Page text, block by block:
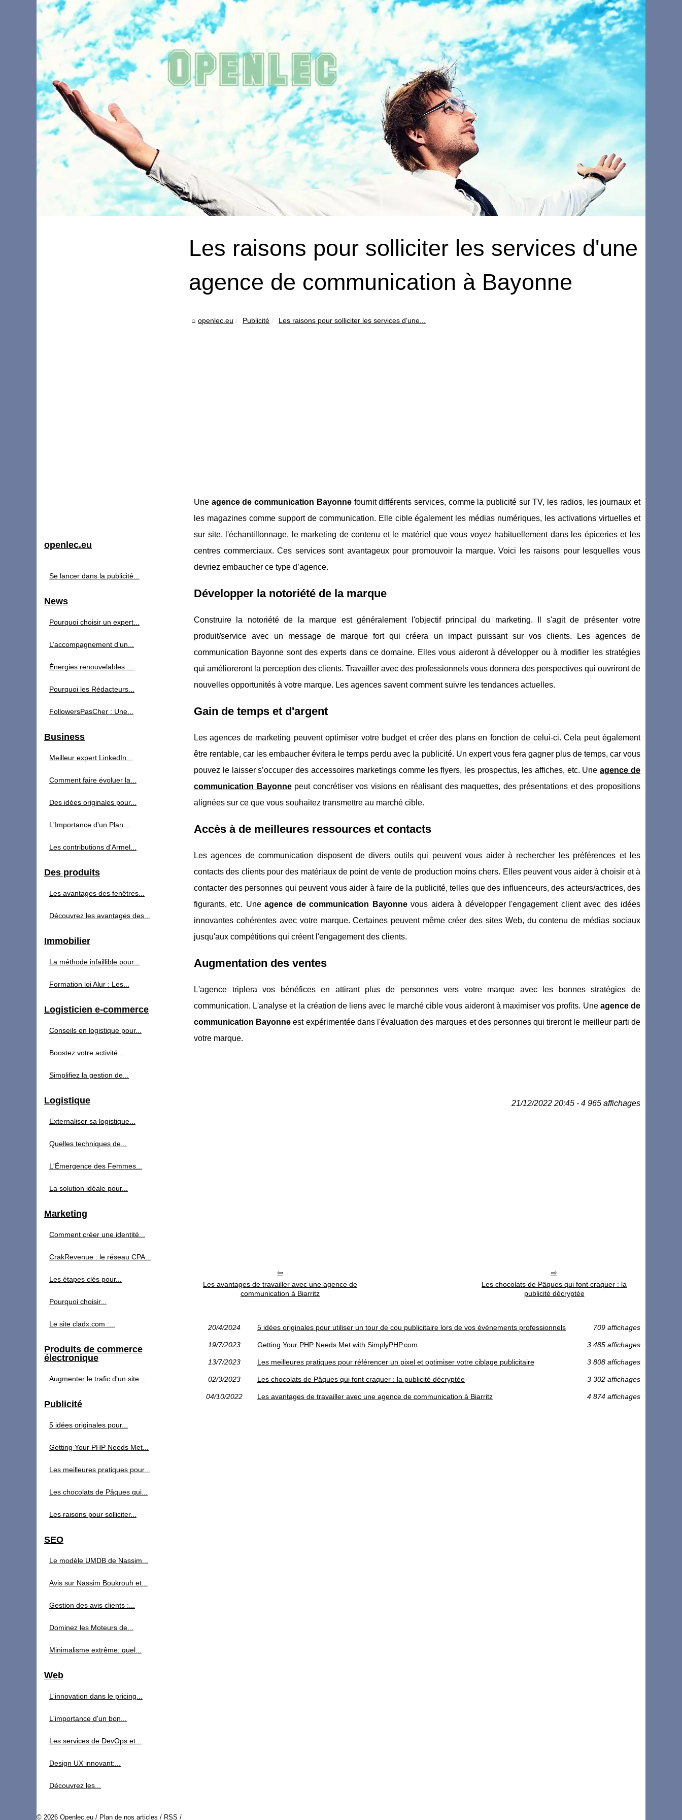
Les raisons pour solliciter les services d'une
agence de communication à Bayonne
openlec.eu Publicité Les raisons pour solliciter les services d'une...
Une agence de communication Bayonnefournit différents services, comme la publicité sur TV, les radios, les journaux et
les magazines comme support de communication. Elle cible également les médias numériques, les activations virtuelles et
sur site, l'échantillonnage, le marketing de contenu et le matériel que vous voyez habituellement dans les épiceries et les
centres commerciaux. Ces services sont avantageux pour promouvoir la marque. Voici les raisons pour lesquelles vous
devriez embaucher ce type d’agence.
Développer la notoriété de la marque
Construire la notoriété de la marque est généralement l'objectif principal du marketing. Il s'agit de présenter votre
produit/service avec un message de marque fort qui créera un impact puissant sur vos clients. Les agences de
communication Bayonne sont des experts dans ce domaine. Elles vous aideront à développer ou à modifier les stratégies
qui amélioreront la perception des clients. Travailler avec des professionnels vous donnera des perspectives qui ouvriront de
nouvelles opportunités à votre marque. Les agences savent comment suivre les tendances actuelles.
Gain de temps et d'argent
Les agences de marketing peuvent optimiser votre budget et créer des plans en fonction de celui-ci. Cela peut également
être rentable, car les embaucher évitera le temps perdu avec la publicité. Un expert vous fera gagner plus de temps, car vous
pouvez le laisser s’occuper des accessoires marketings comme les flyers, les prospectus, les affiches, etc. Uneagence de
communication Bayonnepeut concrétiser vos visions en réalisant des maquettes, des présentations et des propositions
alignées sur ce que vous souhaitez transmettre au marché cible.
Accès à de meilleures ressources et contacts
Les agences de communication disposent de divers outils qui peuvent vous aider à rechercher les préférences et les
contacts des clients pour des matériaux de point de vente de production moins chers. Elles peuvent vous aider à choisir et à
contacter des personnes qui peuvent vous aider à faire de la publicité, telles que des influenceurs, des acteurs/actrices, des
figurants, etc. Uneagence de communication Bayonnevous aidera à développer l'engagement client avec des idées
innovantes cohérentes avec votre marque. Certaines peuvent même créer des sites Web, du contenu de médias sociaux
jusqu'aux compétitions qui créent l'engagement des clients.
Augmentation des ventes
L'agence triplera vos bénéfices en attirant plus de personnes vers votre marque avec les bonnes stratégies de
communication. L'analyse et la création de liens avec le marché cible vous aideront à maximiser vos profits. Une agence de
communication Bayonne est expérimentée dans l'évaluation des marques et des personnes qui tireront le meilleur parti de
votre marque.
21/12/2022 20:45 - 4 965 affichages
Les avantages de travailler avec une agence de
communication à Biarritz
Les chocolats de Pâques qui font craquer : la
publicité décryptée
20/4/2024 5 idées originales pour utiliser un tour de cou publicitaire lors de vos événements professionnels 709 affichages
19/7/2023 Getting Your PHP Needs Met with SimplyPHP.com 3 485 affichages
13/7/2023 Les meilleures pratiques pour référencer un pixel et optimiser votre ciblage publicitaire 3 808 affichages
02/3/2023 Les chocolats de Pâques qui font craquer : la publicité décryptée 3 302 affichages
04/10/2022 Les avantages de travailler avec une agence de communication à Biarritz 4 874 affichages
openlec.eu
Se lancer dans la publicité...
News
Pourquoi choisir un expert...
L’accompagnement d’un...
Énergies renouvelables :...
Pourquoi les Rédacteurs...
FollowersPasCher : Une...
Business
Meilleur expert LinkedIn...
Comment faire évoluer la...
Des idées originales pour...
L'Importance d'un Plan...
Les contributions d'Armel...
Des produits
Les avantages des fenêtres...
Découvrez les avantages des...
Immobilier
La méthode infaillible pour...
Formation loi Alur : Les...
Logisticien e-commerce
Conseils en logistique pour...
Boostez votre activité...
Simplifiez la gestion de...
Logistique
Externaliser sa logistique...
Quelles techniques de...
L'Émergence des Femmes...
La solution idéale pour...
Marketing
Comment créer une identité...
CrakRevenue : le réseau CPA...
Les étapes clés pour...
Pourquoi choisir...
Le site cladx.com :...
Produits de commerce
électronique
Augmenter le trafic d'un site...
Publicité
5 idées originales pour...
Getting Your PHP Needs Met...
Les meilleures pratiques pour...
Les chocolats de Pâques qui...
Les raisons pour solliciter...
SEO
Le modèle UMDB de Nassim...
Avis sur Nassim Boukrouh et...
Gestion des avis clients :...
Dominez les Moteurs de...
Minimalisme extrême: quel...
Web
L'innovation dans le pricing...
L'importance d'un bon...
Les services de DevOps et...
Design UX innovant:...
Découvrez les...
© 2026 Openlec.eu / Plan de nos articles / RSS /